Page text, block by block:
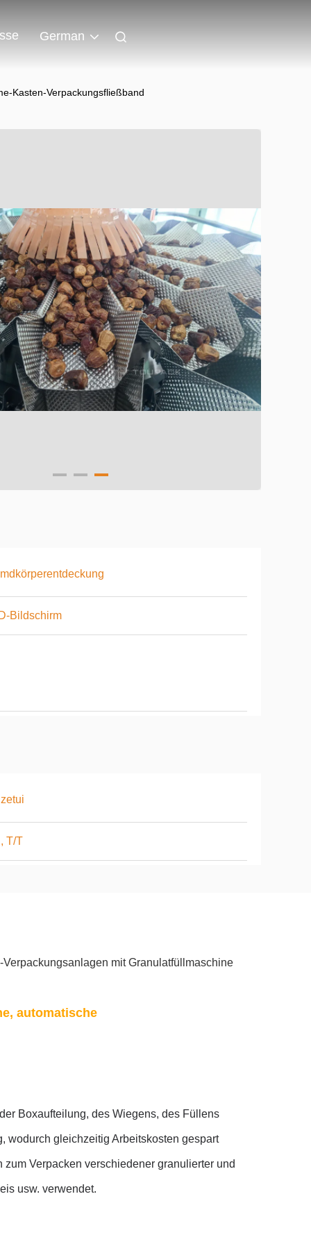
German
Kasten-Verpackungsfließband
Bildschirm
T/T
mit Granulatfüllmaschine
automatische
Boxaufteilung, des Wiegens, des Füllens
wodurch gleichzeitig Arbeitskosten gespart
Verpacken verschiedener granulierter und
usw. verwendet.